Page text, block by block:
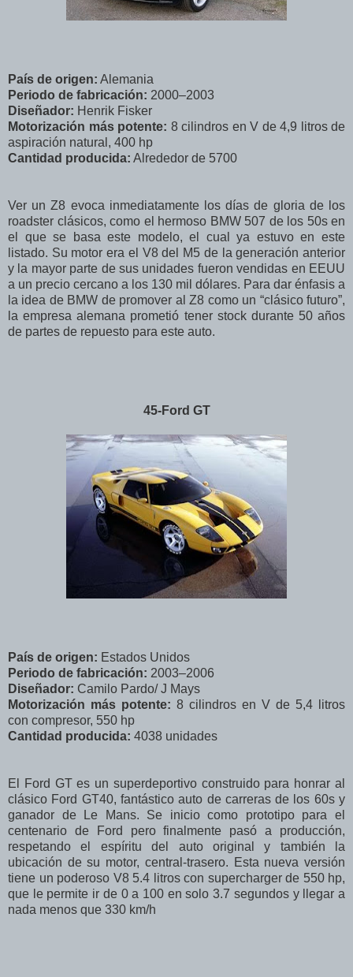
País de origen: Alemania
Periodo de fabricación: 2000–2003
Diseñador: Henrik Fisker
Motorización más potente: 8 cilindros en V de 4,9 litros de
aspiración natural, 400 hp
Cantidad producida: Alrededor de 5700
Ver un Z8 evoca inmediatamente los días de gloria de los
roadster clásicos, como el hermoso BMW 507 de los 50s en
el que se basa este modelo, el cual ya estuvo en este
listado. Su motor era el V8 del M5 de la generación anterior
y la mayor parte de sus unidades fueron vendidas en EEUU
a un precio cercano a los 130 mil dólares. Para dar énfasis a
la idea de BMW de promover al Z8 como un “clásico futuro”,
la empresa alemana prometió tener stock durante 50 años
de partes de repuesto para este auto.
45-Ford GT
País de origen: Estados Unidos
Periodo de fabricación: 2003–2006
Diseñador: Camilo Pardo/ J Mays
Motorización más potente: 8 cilindros en V de 5,4 litros
con compresor, 550 hp
Cantidad producida: 4038 unidades
El Ford GT es un superdeportivo construido para honrar al
clásico Ford GT40, fantástico auto de carreras de los 60s y
ganador de Le Mans. Se inicio como prototipo para el
centenario de Ford pero finalmente pasó a producción,
respetando el espíritu del auto original y también la
ubicación de su motor, central-trasero. Esta nueva versión
tiene un poderoso V8 5.4 litros con supercharger de 550 hp,
que le permite ir de 0 a 100 en solo 3.7 segundos y llegar a
nada menos que 330 km/h